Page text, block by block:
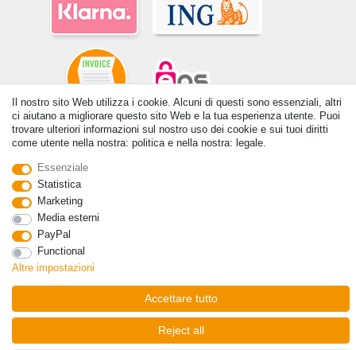
Il nostro sito Web utilizza i cookie. Alcuni di questi sono essenziali, altri
ci aiutano a migliorare questo sito Web e la tua esperienza utente. Puoi
trovare ulteriori informazioni sul nostro uso dei cookie e sui tuoi diritti
come utente nella nostra: politica e nella nostra: legale.
Essenziale
Statistica
Marketing
Media esterni
PayPal
Functional
Altre impostazioni
Accettare tutto
Reject all
© Copyright 2026 | Tutti i diritti riservati. - Tutti i diritti riservati. Prezzi
incl. 19% di imposta sul valore aggiunto | prezzi base vedi dettaglio
articolo | *Si applica alle consegne in Italia!
Withdraw from contract here